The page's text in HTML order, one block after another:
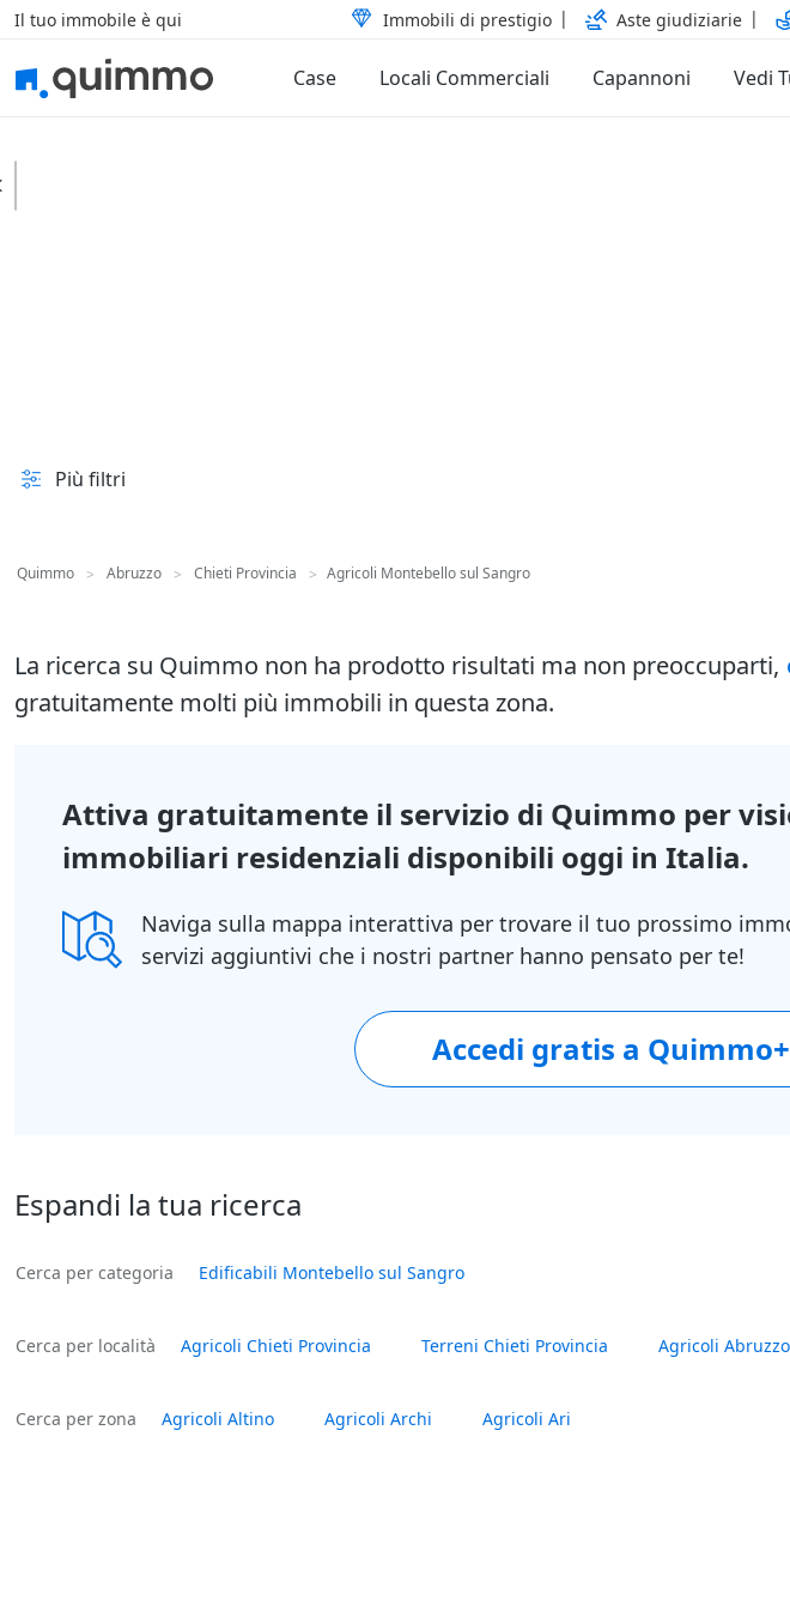
Il tuo immobile è qui Immobili di prestigio Aste giudiziarie
Case Locali Commerciali Capannoni Vedi
Più filtri
Quimmo > Abruzzo > Chieti Provincia > Agricoli Montebello sul Sangro
La ricerca su Quimmo non ha prodotto risultati ma non preoccuparti,
gratuitamente molti più immobili in questa zona.
Attiva gratuitamente il servizio di Quimmo per
immobiliari residenziali disponibili oggi in Italia.
Naviga sulla mappa interattiva per trovare il tuo prossimo
servizi aggiuntivi che i nostri partner hanno pensato per te!
Accedi gratis a Quimmo+
Espandi la tua ricerca
Cerca per categoria Edificabili Montebello sul Sangro
Cerca per località Agricoli Chieti Provincia Terreni Chieti Provincia Agricoli Abruzzo
Cerca per zona Agricoli Altino Agricoli Archi Agricoli Ari